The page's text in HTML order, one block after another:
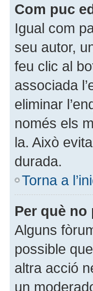
Com puc
Igual com
seu autor,
feu clic al
associada
eliminar
només els
la. Això
durada.
Torna a
Per què
Alguns
possible
altra acció
un